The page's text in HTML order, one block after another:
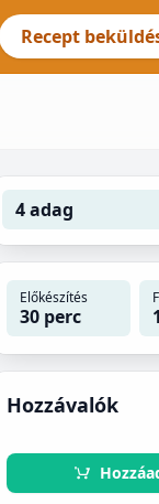
Recept
4 adag
Előkészítés
30 perc
Hozzávalók